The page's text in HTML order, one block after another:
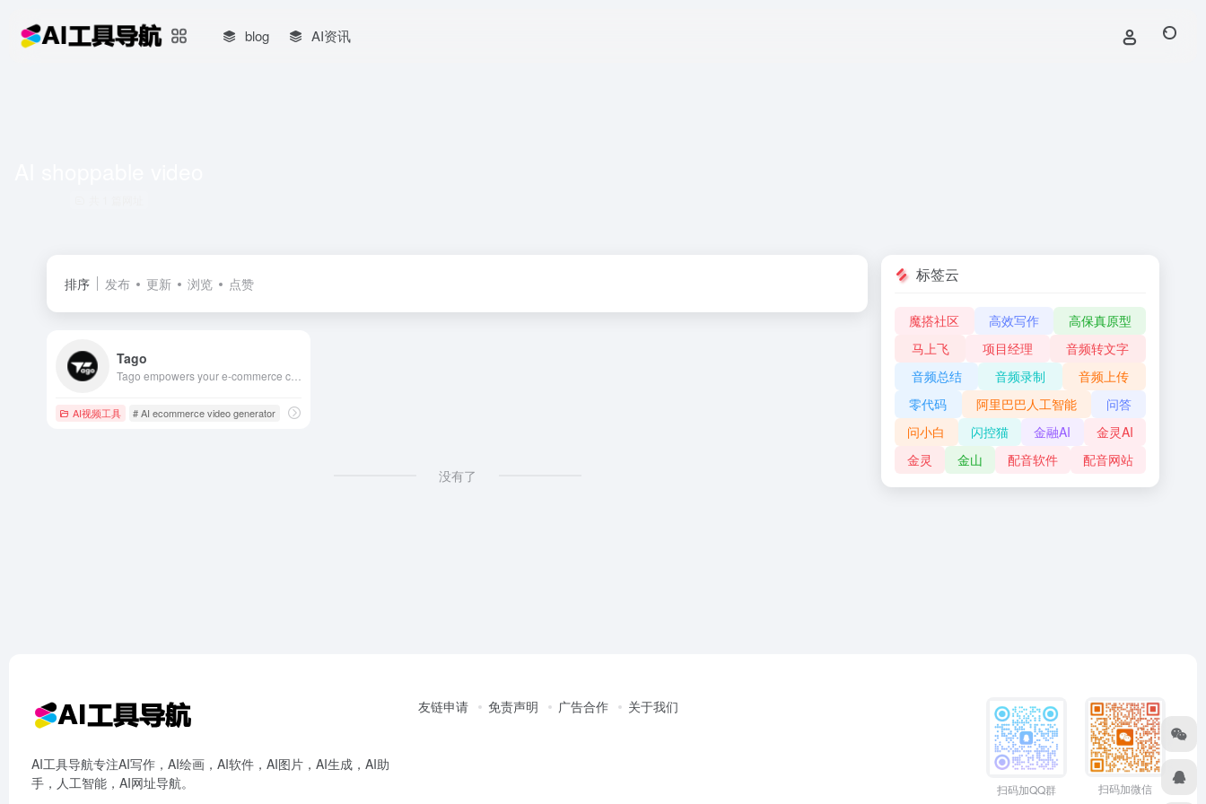
blog AI资讯
排序 发布 更新 浏览 点赞
Tago
AI视频工具 # AI ecommerce video generator # AI product promotion video
没有了
标签云
魔搭社区 高效写作
高保真原型
马上飞
项目经理
音频转文字
音频总结
音频录制
音频上传
零代码
阿里巴巴人工智能
问答
问小白
闪控猫 金融AI
金灵AI
金灵
金山 配音软件 配音网站
AI工具导航专注AI写作，AI绘画，AI软件，AI图片，AI生成，AI助
手，人工智能，AI网址导航。
友链申请 免责声明 广告合作 关于我们
扫码加QQ群 扫码加微信